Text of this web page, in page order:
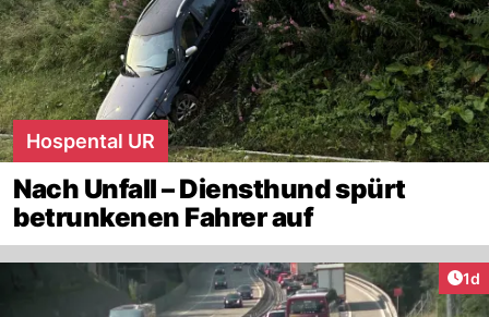
Hospental UR
Nach Unfall – Diensthund spürt
betrunkenen Fahrer auf
1d